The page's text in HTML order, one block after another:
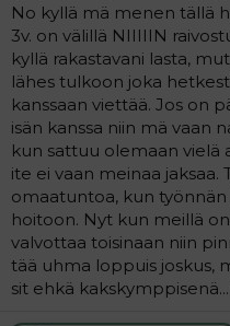
No kyllä mä menen tällä
3v. on välillä NIIIIIN
kyllä rakastavani lasta,
lähes tulkoon joka
kanssaan viettää. Jos on
isän kanssa niin mä vaan
kun sattuu olemaan vielä
ite ei vaan meinaa
omaatuntoa, kun
hoitoon. Nyt kun meillä
valvottaa toisinaan niin
tää uhma loppuis joskus,
sit ehkä